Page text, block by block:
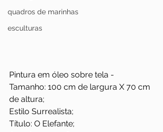
quadros de marinhas
esculturas
Pintura em óleo sobre tela -
Tamanho: 100 cm de largura X 70 cm
de altura;
Estilo Surrealista;
Título: O Elefante;